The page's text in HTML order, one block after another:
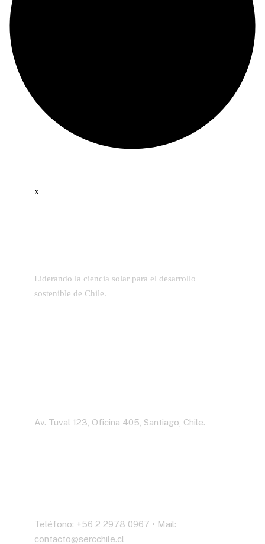
x
Liderando la ciencia solar para el desarrollo
sostenible de Chile.
Av. Tuval 123, Oficina 405, Santiago, Chile.
Teléfono: +56 2 2978 0967 • Mail:
contacto@sercchile.cl